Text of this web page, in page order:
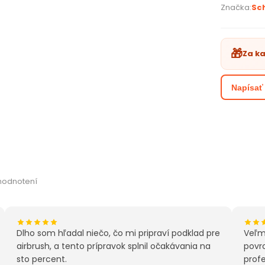
špeciálne
môžu
Spôsob
Pred
Celzia,
Značka:
🎁Za
Dlho som hľadal niečo, čo mi pripraví podklad pre
airbrush, a tento prípravok splnil očakávania na
sto percent.